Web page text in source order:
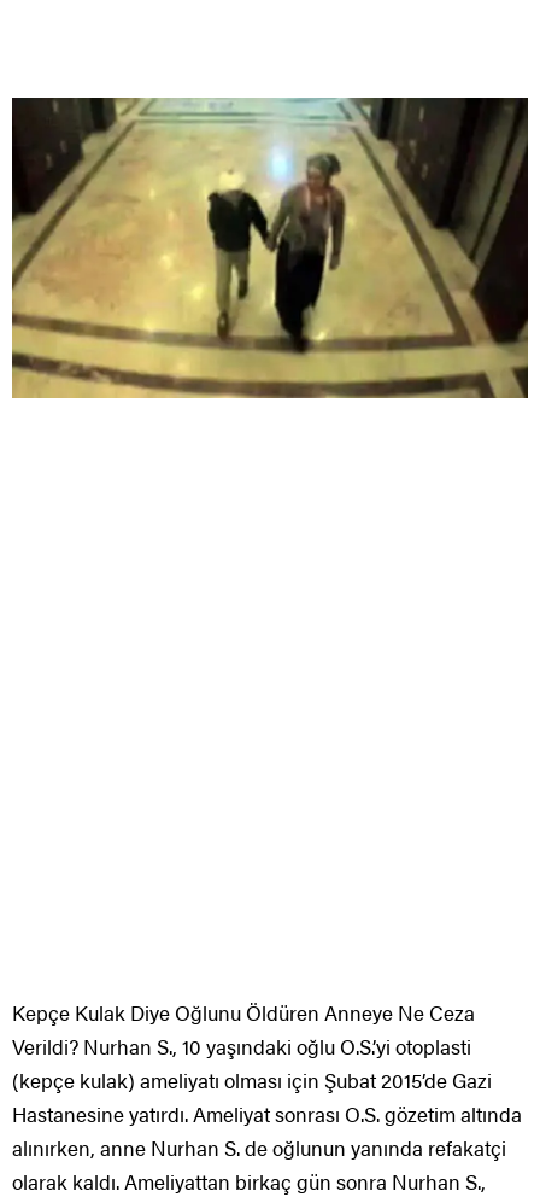
Kepçe Kulak Diye Oğlunu Öldüren Anneye Ne Ceza
Verildi? Nurhan S., 10 yaşındaki oğlu O.S.’yi otoplasti
(kepçe kulak) ameliyatı olması için Şubat 2015’de Gazi
Hastanesine yatırdı. Ameliyat sonrası O.S. gözetim altında
alınırken, anne Nurhan S. de oğlunun yanında refakatçi
olarak kaldı. Ameliyattan birkaç gün sonra Nurhan S.,